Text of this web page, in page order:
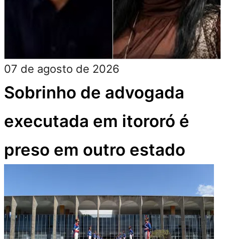
07 de agosto de 2026
Sobrinho de advogada
executada em itororó é
preso em outro estado